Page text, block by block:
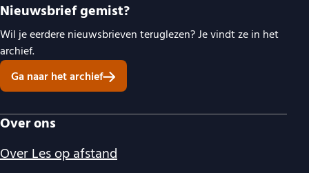
Nieuwsbrief gemist?
Wil je eerdere nieuwsbrieven teruglezen? Je vindt ze in het
archief.
Ga naar het archief
Over ons
Over Les op afstand